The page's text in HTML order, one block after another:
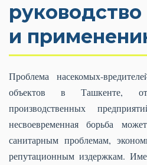
и
Проблема насекомых-
объектов в Ташкенте,
производственных
несвоевременная борьба
санитарным проблемам,
репутационным издержкам.